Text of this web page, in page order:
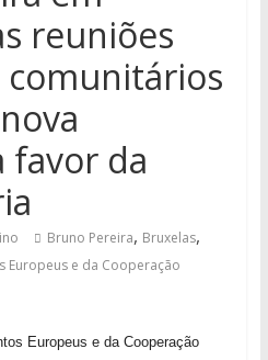
reuniões
favor da
Bruno Pereira, Bruxelas,
Europeus e da Cooperação
Europeus e da Cooperação